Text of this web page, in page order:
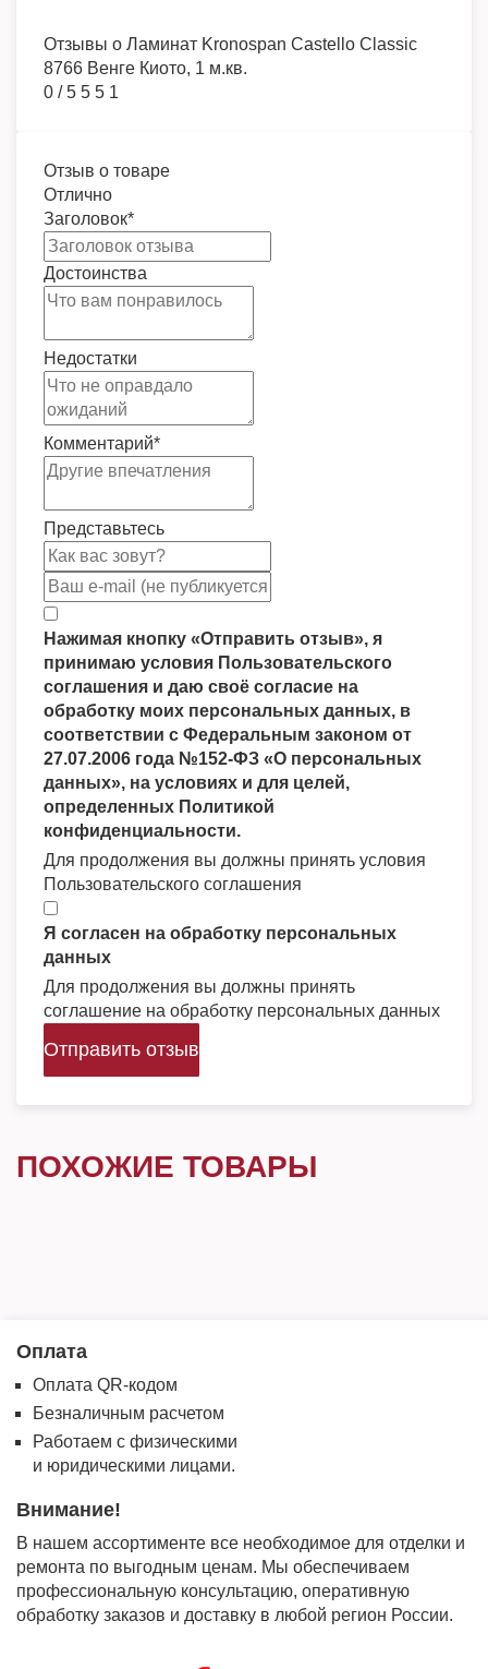
Отзывы о Ламинат Kronospan Castello Classic
8766 Венге Киото, 1 м.кв.
0 /5 5 5 1
Отзыв о товаре
Отлично
Заголовок*
Достоинства
Недостатки
Комментарий*
Представьтесь
Нажимая кнопку «Отправить отзыв», я
принимаю условия Пользовательского
соглашения и даю своё согласие на
обработку моих персональных данных, в
соответствии с Федеральным законом от
27.07.2006 года №152-ФЗ «О персональных
данных», на условиях и для целей,
определенных Политикой
конфиденциальности.
Для продолжения вы должны принять условия
Пользовательского соглашения
Я согласен на обработку персональных
данных
Для продолжения вы должны принять
соглашение на обработку персональных данных
Отправить отзыв
ПОХОЖИЕ ТОВАРЫ
Оплата
Оплата QR-кодом
Безналичным расчетом
Работаем с физическими
и юридическими лицами.
Внимание!
В нашем ассортименте все необходимое для отделки и
ремонта по выгодным ценам. Мы обеспечиваем
профессиональную консультацию, оперативную
обработку заказов и доставку в любой регион России.